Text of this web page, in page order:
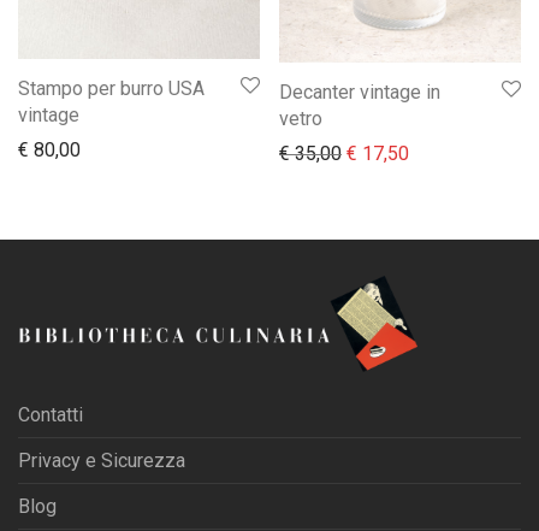
Stampo per burro USA
vintage
€ 80,00
Decanter vintage in
vetro
€35,00 Il prezzo originale era:
€ 17,50Il prezzo
Contatti
Privacy e Sicurezza
Blog